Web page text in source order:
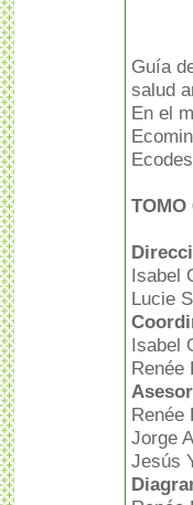
Guía
salud
En el
TOMO
Isabel
Lucie
Isabel
Renée
Renée
Jorge
Jesús